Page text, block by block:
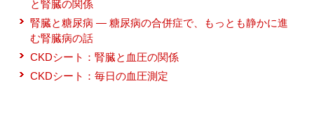
と腎臓の関係
腎臓と糖尿病 ― 糖尿病の合併症で、もっとも静かに進
む腎臓病の話
CKDシート：腎臓と血圧の関係
CKDシート：毎日の血圧測定